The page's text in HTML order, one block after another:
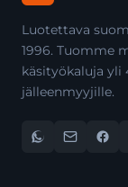
Luotettava
1996. Tuomme
käsityökaluja
jälleenmyyjille.